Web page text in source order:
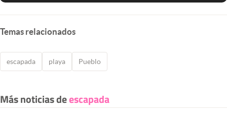
Temas relacionados
escapada playa Pueblo
Más noticias deescapada